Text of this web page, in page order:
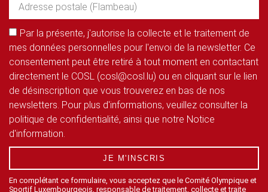
Par la présente, j'autorise la collecte et le traitement de
mes données personnelles pour l'envoi de la newsletter. Ce
consentement peut être retiré à tout moment en contactant
directement le COSL (cosl@cosl.lu) ou en cliquant sur le lien
de désinscription que vous trouverez en bas de nos
newsletters. Pour plus d'informations, veuillez consulter la
politique de confidentialité, ainsi que notre Notice
d'information.
JE M'INSCRIS
En complétant ce formulaire, vous acceptez que le Comité Olympique et
Sportif Luxembourgeois, responsable de traitement, collecte et traite